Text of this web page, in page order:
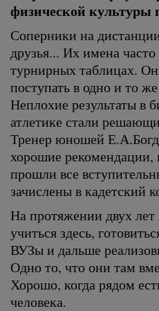
физической культуры
Соперники на
друзья... Их имена
турнирных таблицах.
поступать в одно и то
Неплохие результаты в
атлетике стали
Тренер юношей
хорошие
прошли все
зачислены в кадетский
На протяжении двух
учиться здесь,
ВУЗы и дальше
Одно то, что они там
Хорошо, когда рядом
человека.